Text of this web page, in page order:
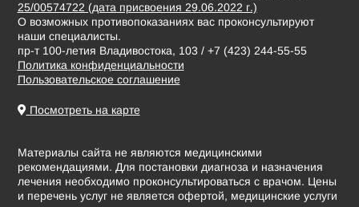
25/00574722 (дата присвоения 29.06.2022 г.)
О возможных противопоказаниях вас проконсультируют
наши специалисты.
пр-т 100-летия Владивостока, 103 / +7 (423) 244-55-55
Политика конфиденциальности
Пользовательское соглашение
Посмотреть на карте
Материалы сайта не являются медицинскими
рекомендациями. Для постановки диагноза и назначения
лечения необходимо проконсультироваться с врачом. Цены
и перечень услуг не является офертой, медицинские услуги